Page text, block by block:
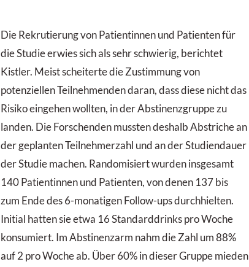
Die Rekrutierung von Patientinnen und Patienten für
die Studie erwies sich als sehr schwierig, berichtet
Kistler. Meist scheiterte die Zustimmung von
potenziellen Teilnehmenden daran, dass diese nicht das
Risiko eingehen wollten, in der Abstinenzgruppe zu
landen. Die Forschenden mussten deshalb Abstriche an
der geplanten Teilnehmerzahl und an der Studiendauer
der Studie machen. Randomisiert wurden insgesamt
140 Patientinnen und Patienten, von denen 137 bis
zum Ende des 6-monatigen Follow-ups durchhielten.
Initial hatten sie etwa 16 Standarddrinks pro Woche
konsumiert. Im Abstinenzarm nahm die Zahl um 88%
auf 2 pro Woche ab. Über 60% in dieser Gruppe mieden